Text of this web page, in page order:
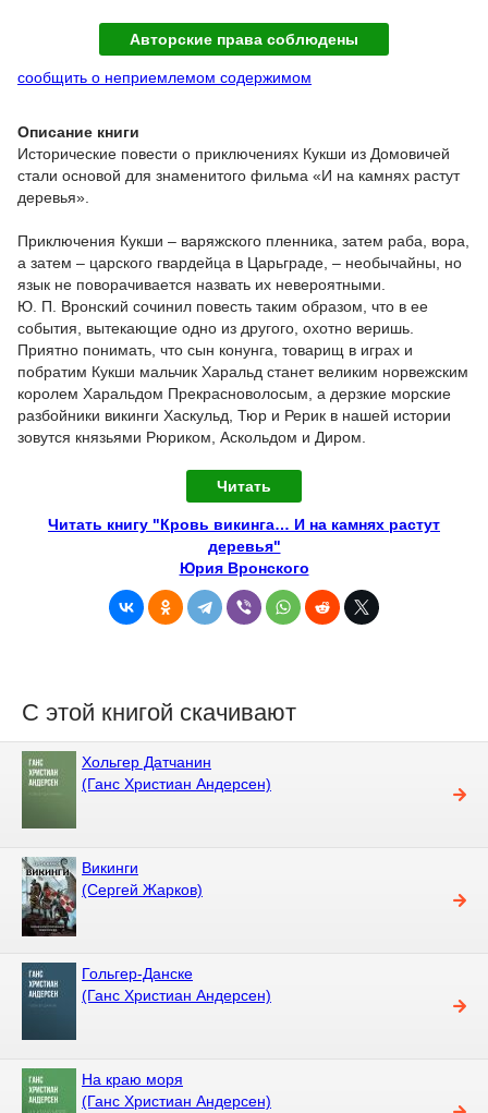
Авторские права соблюдены
сообщить о неприемлемом содержимом
Описание книги
Исторические повести о приключениях Кукши из Домовичей
стали основой для знаменитого фильма «И на камнях растут
деревья».
Приключения Кукши – варяжского пленника, затем раба, вора,
а затем – царского гвардейца в Царьграде, – необычайны, но
язык не поворачивается назвать их невероятными.
Ю. П. Вронский сочинил повесть таким образом, что в ее
события, вытекающие одно из другого, охотно веришь.
Приятно понимать, что сын конунга, товарищ в играх и
побратим Кукши мальчик Харальд станет великим норвежским
королем Харальдом Прекрасноволосым, а дерзкие морские
разбойники викинги Хаскульд, Тюр и Рерик в нашей истории
зовутся князьями Рюриком, Аскольдом и Диром.
Читать
Читать книгу "Кровь викинга… И на камнях растут
деревья"
Юрия Вронского
С этой книгой скачивают
Хольгер Датчанин
(Ганс Христиан Андерсен)
Викинги
(Сергей Жарков)
Гольгер-Данске
(Ганс Христиан Андерсен)
На краю моря
(Ганс Христиан Андерсен)